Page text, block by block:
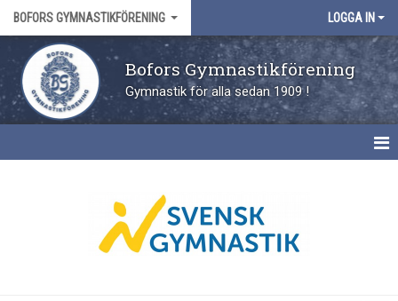
BOFORS GYMNASTIKFÖRENING LOGGA IN
Bofors Gymnastikförening
Gymnastik för alla sedan 1909 !